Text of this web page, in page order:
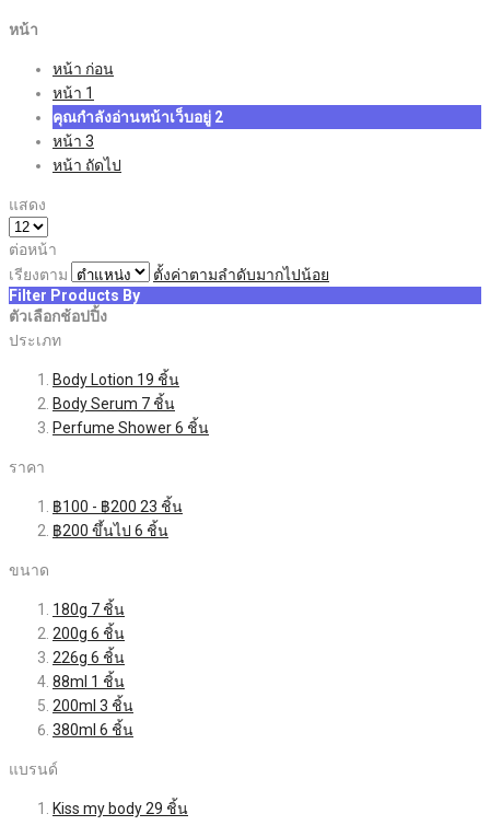
หน้า
หน้า ก่อน
หน้า 1
คุณกำลังอ่านหน้าเว็บอยู่ 2
หน้า 3
หน้า ถัดไป
แสดง
ต่อหน้า
เรียงตาม
ตั้งค่าตามลำดับมากไปน้อย
Filter Products By
ตัวเลือกช้อปปิ้ง
ประเภท
Body Lotion 19 ชิ้น
Body Serum 7 ชิ้น
Perfume Shower6 ชิ้น
ราคา
฿100 - ฿200 23 ชิ้น
฿200 ขึ้นไป 6 ชิ้น
ขนาด
180g 7 ชิ้น
200g 6 ชิ้น
226g 6 ชิ้น
88ml 1 ชิ้น
200ml 3 ชิ้น
380ml 6 ชิ้น
แบรนด์
Kiss my body29 ชิ้น